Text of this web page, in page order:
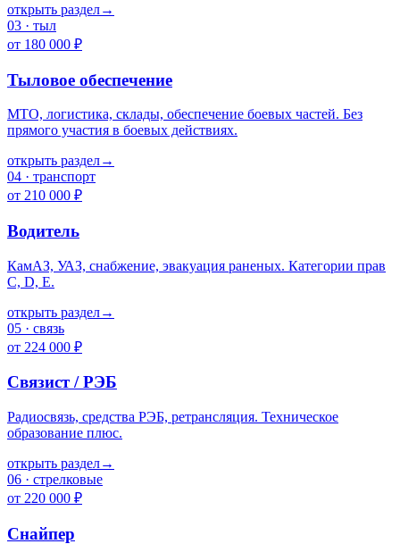
открыть раздел→
03 · тыл
от 180 000 ₽
Тыловое обеспечение
МТО, логистика, склады, обеспечение боевых частей. Без
прямого участия в боевых действиях.
открыть раздел→
04 · транспорт
от 210 000 ₽
Водитель
КамАЗ, УАЗ, снабжение, эвакуация раненых. Категории прав
C, D, E.
открыть раздел→
05 · связь
от 224 000 ₽
Связист / РЭБ
Радиосвязь, средства РЭБ, ретрансляция. Техническое
образование плюс.
открыть раздел→
06 · стрелковые
от 220 000 ₽
Снайпер